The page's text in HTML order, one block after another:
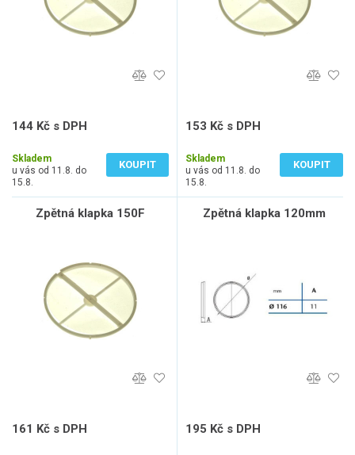
144 Kč s DPH
Skladem
u vás od 11.8. do
15.8.
KOUPIT
153 Kč s DPH
Skladem
u vás od 11.8. do
15.8.
KOUPIT
Zpětná klapka 150F
161 Kč s DPH
Zpětná klapka 120mm
195 Kč s DPH